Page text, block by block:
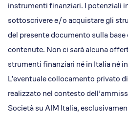
instrumenti finanziari. I potenziali
sottoscrivere e/o acquistare gli
del presente documento sulla
contenute. Non ci sarà alcuna
strumenti finanziari né in Italia né
L’eventuale collocamento privato
realizzato nel contesto
Società su AIM Italia,